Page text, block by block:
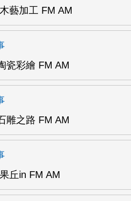
藝加工 FM AM
瓷彩繪 FM AM
雕之路 FM AM
丘in FM AM